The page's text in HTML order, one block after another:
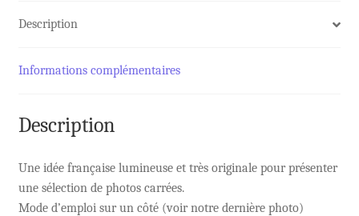
Description
Informations complémentaires
Description
Une idée française lumineuse et très originale pour présenter
une sélection de photos carrées.
Mode d’emploi sur un côté (voir notre dernière photo)